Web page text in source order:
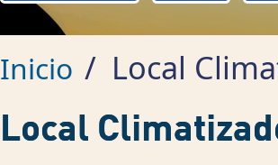
Inicio / Local
Local